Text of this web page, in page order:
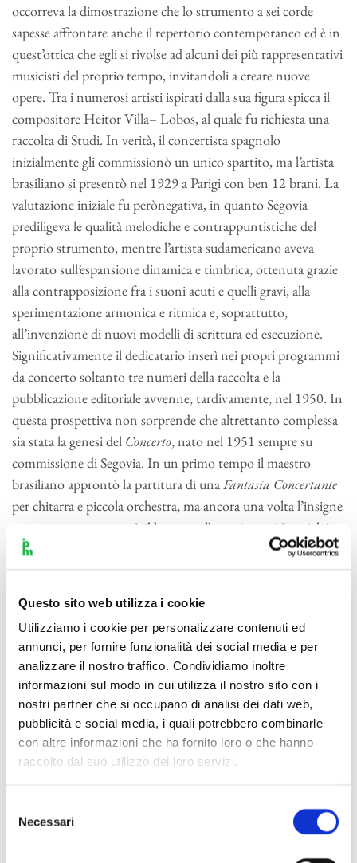
Questo sito web utilizza i cookie
Utilizziamo i cookie per personalizzare contenuti ed
annunci, per fornire funzionalità dei social media e per
analizzare il nostro traffico. Condividiamo inoltre
informazioni sul modo in cui utilizza il nostro sito con i
nostri partner che si occupano di analisi dei dati web,
pubblicità e social media, i quali potrebbero combinarle
con altre informazioni che ha fornito loro o che hanno
raccolto dal suo utilizzo dei loro servizi.
delNecessari
occorreva la dimostrazione che lo strumento a sei corde
sapesse affrontare anche il repertorio contemporaneo ed è in
quest’ottica che egli si rivolse ad alcuni dei più rappresentativi
musicisti del proprio tempo, invitandoli a creare nuove
opere. Tra i numerosi artisti ispirati dalla sua figura spicca il
compositore Heitor Villa– Lobos, al quale fu richiesta una
raccolta di Studi. In verità, il concertista spagnolo
inizialmente gli commissionò un unico spartito, ma l’artista
brasiliano si presentò nel 1929 a Parigi con ben 12 brani. La
valutazione iniziale fu perònegativa, in quanto Segovia
prediligeva le qualità melodiche e contrappuntistiche del
proprio strumento, mentre l’artista sudamericano aveva
lavorato sull’espansione dinamica e timbrica, ottenuta grazie
alla contrapposizione fra i suoni acuti e quelli gravi, alla
sperimentazione armonica e ritmica e, soprattutto,
all’invenzione di nuovi modelli di scrittura ed esecuzione.
Significativamente il dedicatario inserì nei propri programmi
da concerto soltanto tre numeri della raccolta e la
pubblicazione editoriale avvenne, tardivamente, nel 1950. In
questa prospettiva non sorprende che altrettanto complessa
sia stata la genesi del Concerto, nato nel 1951 sempre su
commissione di Segovia. In un primo tempo il maestro
brasiliano approntò la partitura di unaFantasia Concertante
per chitarra e piccola orchestra, ma ancora una volta l’insigne
esecutore non apprezzò il lavoro nella sua integrità, poiché
era privo di una assolo del solista. Grazie alla paziente
unaCadenza da interpolare fra il secondo e il terzo
movimento. La prima versione dellaFantasia, senza altre
modifiche, si trasformò così nelConcertoe in questa forma si
tenne la prima esecuzione assoluta il 6 febbraio 1956 con
l’Orchestra Sinfonica di Houston sotto la direzione
dell’autore. Nuovi attriti, causati dal rifiuto diusare
l’amplificazione per la chitarra e dal conseguente
sbilanciamento fonico fra l’orchestra e lo strumento
programmi concertistici segoviani. Ciononostante l’opera è
entrata nel repertorio di tutti i più importanti interpreti del